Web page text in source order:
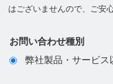
はございませんので、ご安
お問い合わせ種別
弊社製品・サービス